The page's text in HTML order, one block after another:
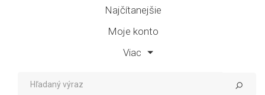
Najčítanejšie
Moje konto
Viac